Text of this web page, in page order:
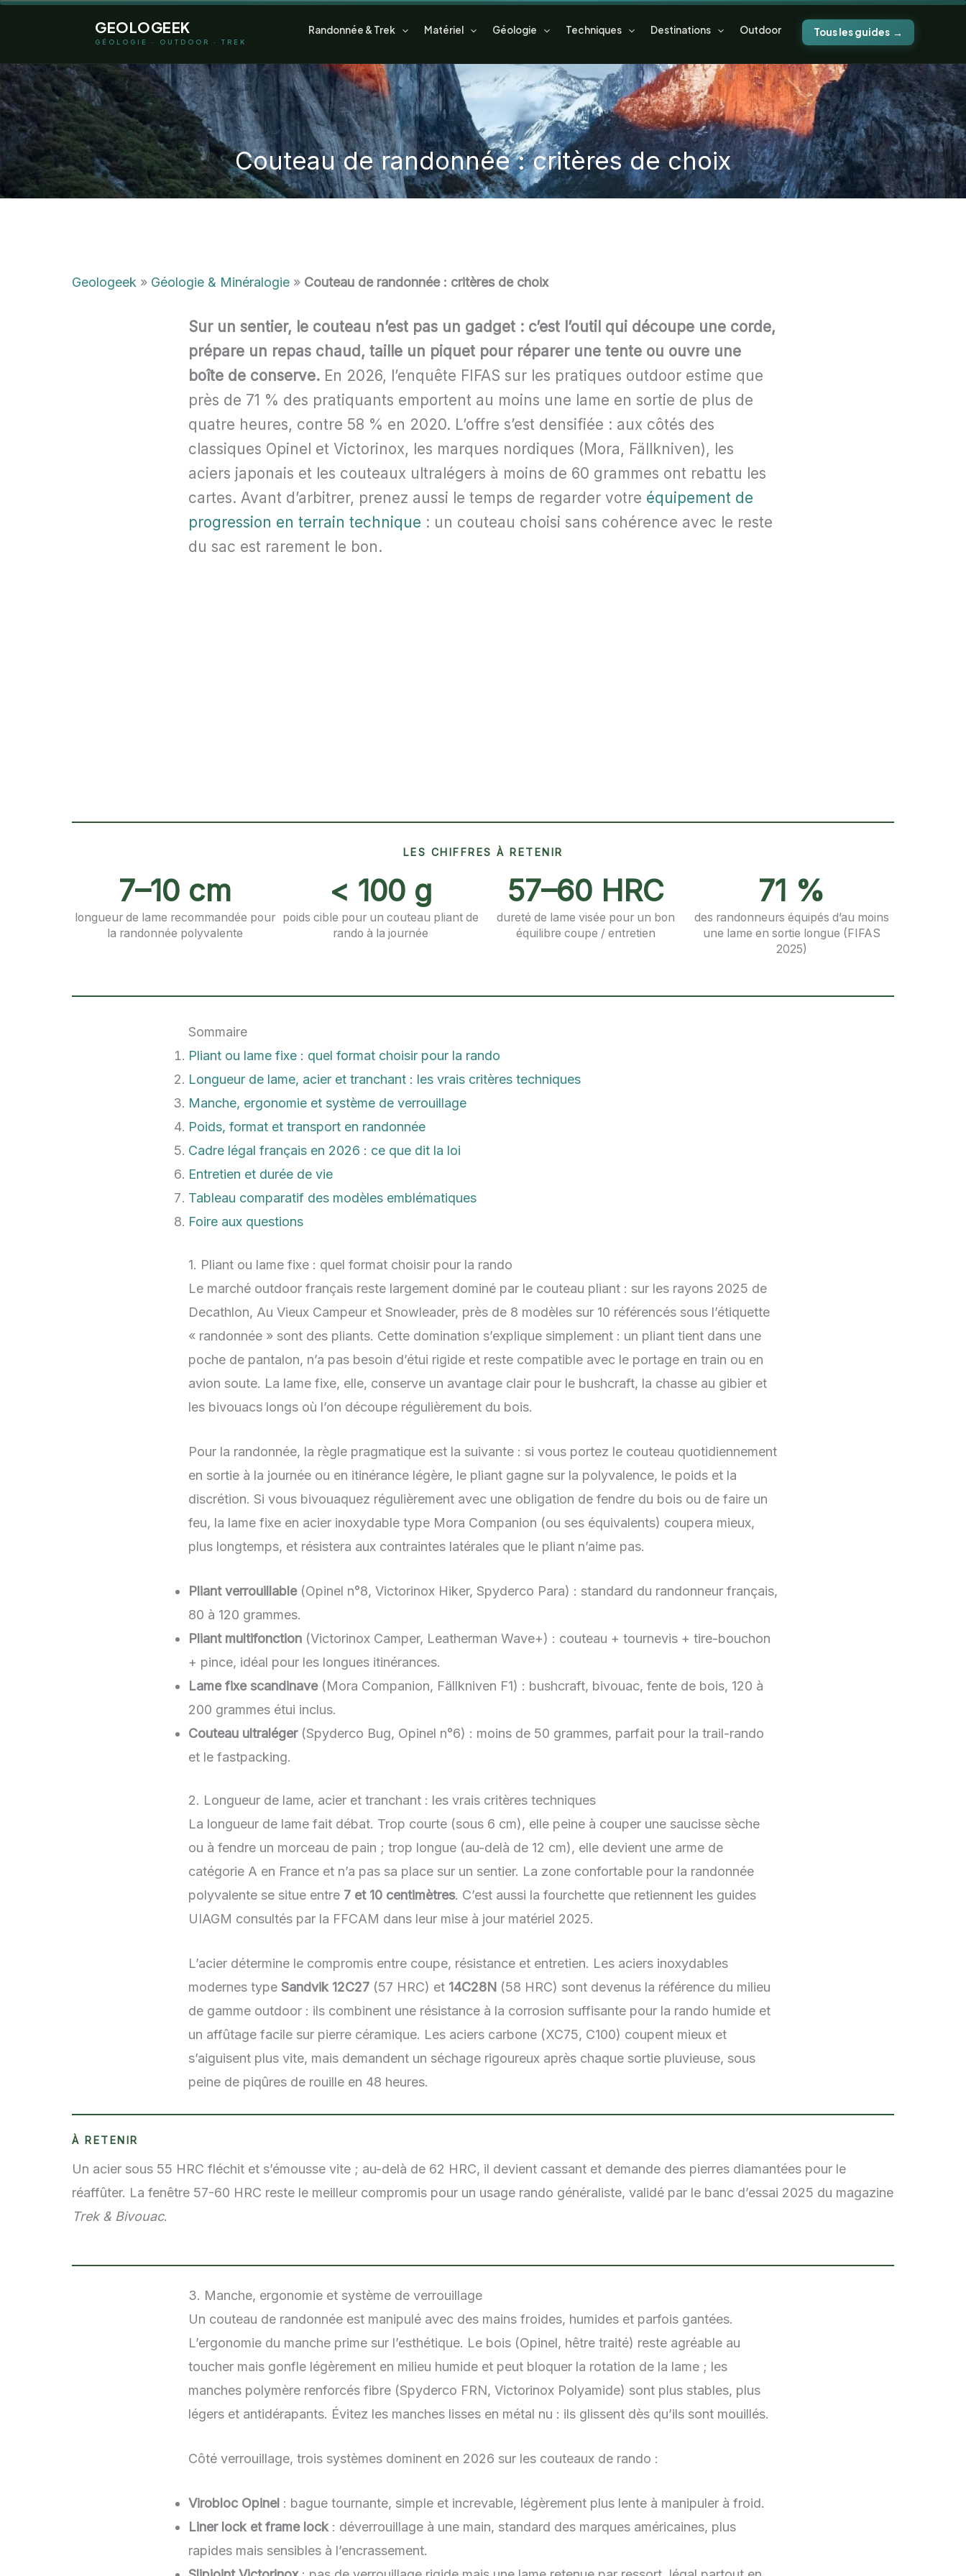
GEOLOGEEK
GÉOLOGIE · OUTDOOR · TREK
Randonnée & Trek Matériel Géologie Techniques Destinations Outdoor Tous les guides
Couteau de randonnée : critères de choix
Geologeek » Géologie & Minéralogie » Couteau de randonnée : critères de choix
Sur un sentier, le couteau n’est pas un gadget : c’est l’outil qui découpe une corde,
prépare un repas chaud, taille un piquet pour réparer une tente ou ouvre une
boîte de conserve. En 2026, l’enquête FIFAS sur les pratiques outdoor estime que
près de 71 % des pratiquants emportent au moins une lame en sortie de plus de
quatre heures, contre 58 % en 2020. L’offre s’est densifiée : aux côtés des
classiques Opinel et Victorinox, les marques nordiques (Mora, Fällkniven), les
aciers japonais et les couteaux ultralégers à moins de 60 grammes ont rebattu les
cartes. Avant d’arbitrer, prenez aussi le temps de regarder votre équipement de
progression en terrain technique : un couteau choisi sans cohérence avec le reste
du sac est rarement le bon.
LES CHIFFRES À RETENIR
7–10 cm
longueur de lame recommandée pour
la randonnée polyvalente
< 100 g
poids cible pour un couteau pliant de
rando à la journée
57–60 HRC
dureté de lame visée pour un bon
équilibre coupe / entretien
71 %
des randonneurs équipés d’au moins
une lame en sortie longue (FIFAS
2025)
Sommaire
Pliant ou lame fixe : quel format choisir pour la rando
Longueur de lame, acier et tranchant : les vrais critères techniques
Manche, ergonomie et système de verrouillage
Poids, format et transport en randonnée
Cadre légal français en 2026 : ce que dit la loi
Entretien et durée de vie
Tableau comparatif des modèles emblématiques
Foire aux questions
1. Pliant ou lame fixe : quel format choisir pour la rando
Le marché outdoor français reste largement dominé par le couteau pliant : sur les rayons 2025 de
Decathlon, Au Vieux Campeur et Snowleader, près de 8 modèles sur 10 référencés sous l’étiquette
« randonnée » sont des pliants. Cette domination s’explique simplement : un pliant tient dans une
poche de pantalon, n’a pas besoin d’étui rigide et reste compatible avec le portage en train ou en
avion soute. La lame fixe, elle, conserve un avantage clair pour le bushcraft, la chasse au gibier et
les bivouacs longs où l’on découpe régulièrement du bois.
Pour la randonnée, la règle pragmatique est la suivante : si vous portez le couteau quotidiennement
en sortie à la journée ou en itinérance légère, le pliant gagne sur la polyvalence, le poids et la
discrétion. Si vous bivouaquez régulièrement avec une obligation de fendre du bois ou de faire un
feu, la lame fixe en acier inoxydable type Mora Companion (ou ses équivalents) coupera mieux,
plus longtemps, et résistera aux contraintes latérales que le pliant n’aime pas.
Pliant verrouillable(Opinel n°8, Victorinox Hiker, Spyderco Para) : standard du randonneur français,
80 à 120 grammes.
Pliant multifonction (Victorinox Camper, Leatherman Wave+) : couteau + tournevis + tire-bouchon
+ pince, idéal pour les longues itinérances.
Lame fixe scandinave(Mora Companion, Fällkniven F1) : bushcraft, bivouac, fente de bois, 120 à
200 grammes étui inclus.
Couteau ultraléger(Spyderco Bug, Opinel n°6) : moins de 50 grammes, parfait pour la trail-rando
et le fastpacking.
2. Longueur de lame, acier et tranchant : les vrais critères techniques
La longueur de lame fait débat. Trop courte (sous 6 cm), elle peine à couper une saucisse sèche
ou à fendre un morceau de pain ; trop longue (au-delà de 12 cm), elle devient une arme de
catégorie A en France et n’a pas sa place sur un sentier. La zone confortable pour la randonnée
polyvalente se situe entre 7 et 10 centimètres. C’est aussi la fourchette que retiennent les guides
UIAGM consultés par la FFCAM dans leur mise à jour matériel 2025.
L’acier détermine le compromis entre coupe, résistance et entretien. Les aciers inoxydables
modernes type Sandvik 12C27 (57 HRC) et 14C28N (58 HRC) sont devenus la référence du milieu
de gamme outdoor : ils combinent une résistance à la corrosion suffisante pour la rando humide et
un affûtage facile sur pierre céramique. Les aciers carbone (XC75, C100) coupent mieux et
s’aiguisent plus vite, mais demandent un séchage rigoureux après chaque sortie pluvieuse, sous
peine de piqûres de rouille en 48 heures.
À RETENIR
Un acier sous 55 HRC fléchit et s’émousse vite ; au-delà de 62 HRC, il devient cassant et demande des pierres diamantées pour le
réaffûter. La fenêtre 57-60 HRC reste le meilleur compromis pour un usage rando généraliste, validé par le banc d’essai 2025 du magazine
Trek & Bivouac.
3. Manche, ergonomie et système de verrouillage
Un couteau de randonnée est manipulé avec des mains froides, humides et parfois gantées.
L’ergonomie du manche prime sur l’esthétique. Le bois (Opinel, hêtre traité) reste agréable au
toucher mais gonfle légèrement en milieu humide et peut bloquer la rotation de la lame ; les
manches polymère renforcés fibre (Spyderco FRN, Victorinox Polyamide) sont plus stables, plus
légers et antidérapants. Évitez les manches lisses en métal nu : ils glissent dès qu’ils sont mouillés.
Côté verrouillage, trois systèmes dominent en 2026 sur les couteaux de rando :
Virobloc Opinel : bague tournante, simple et increvable, légèrement plus lente à manipuler à froid.
Liner lock et frame lock : déverrouillage à une main, standard des marques américaines, plus
rapides mais sensibles à l’encrassement.